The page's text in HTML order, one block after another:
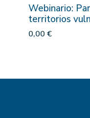
Webinario:
territorios
0,00 €